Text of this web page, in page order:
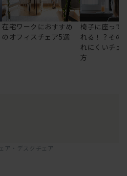
在宅ワークにおすすめ
のオフィスチェア5選
椅子に座って
れる！？その
れにくいチェ
方
ア・デスクチェア